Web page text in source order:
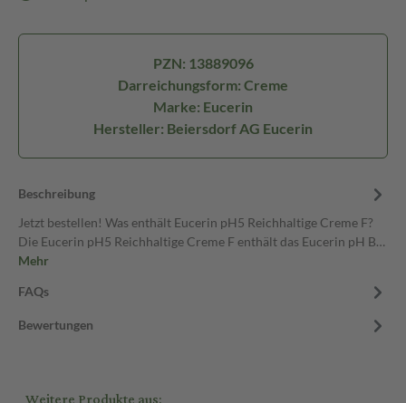
PZN: 13889096
Darreichungsform: Creme
Marke: Eucerin
Hersteller: Beiersdorf AG Eucerin
Beschreibung
Jetzt bestellen! Was enthält Eucerin pH5 Reichhaltige Creme F?
Die Eucerin pH5 Reichhaltige Creme F enthält das Eucerin pH B…
Mehr
FAQs
Bewertungen